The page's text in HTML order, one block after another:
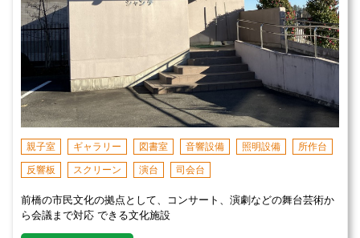
親子室 ギャラリー 図書室 音響設備 照明設備
所作台
反響板
スクリーン 演台 司会台
前橋の市民文化の拠点として、コンサート、演劇などの舞台芸術か
ら会議まで対応 できる文化施設